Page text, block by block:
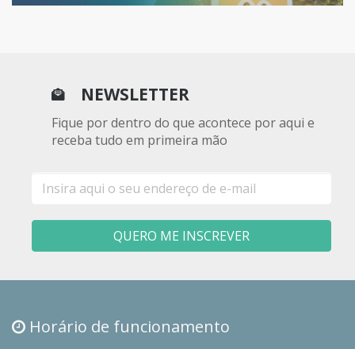
NEWSLETTER
Fique por dentro do que acontece por aqui e
receba tudo em primeira mão
mail
QUERO ME INSCREVER
Horário de funcionamento